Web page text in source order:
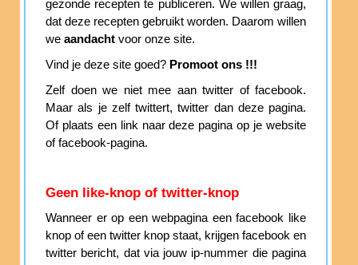
gezonde recepten te publiceren. We willen graag,
dat deze recepten gebruikt worden. Daarom willen
we aandacht voor onze site.
Vind je deze site goed? Promoot ons !!!
Zelf doen we niet mee aan twitter of facebook.
Maar als je zelf twittert, twitter dan deze pagina.
Of plaats een link naar deze pagina op je website
of facebook-pagina.
Geen like-knop of twitter-knop
Wanneer er op een webpagina een facebook like
knop of een twitter knop staat, krijgen facebook en
twitter bericht, dat via jouw ip-nummer die pagina